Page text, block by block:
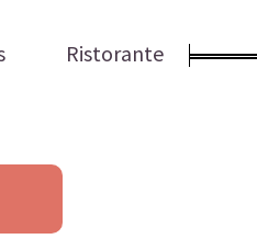
Ristorante